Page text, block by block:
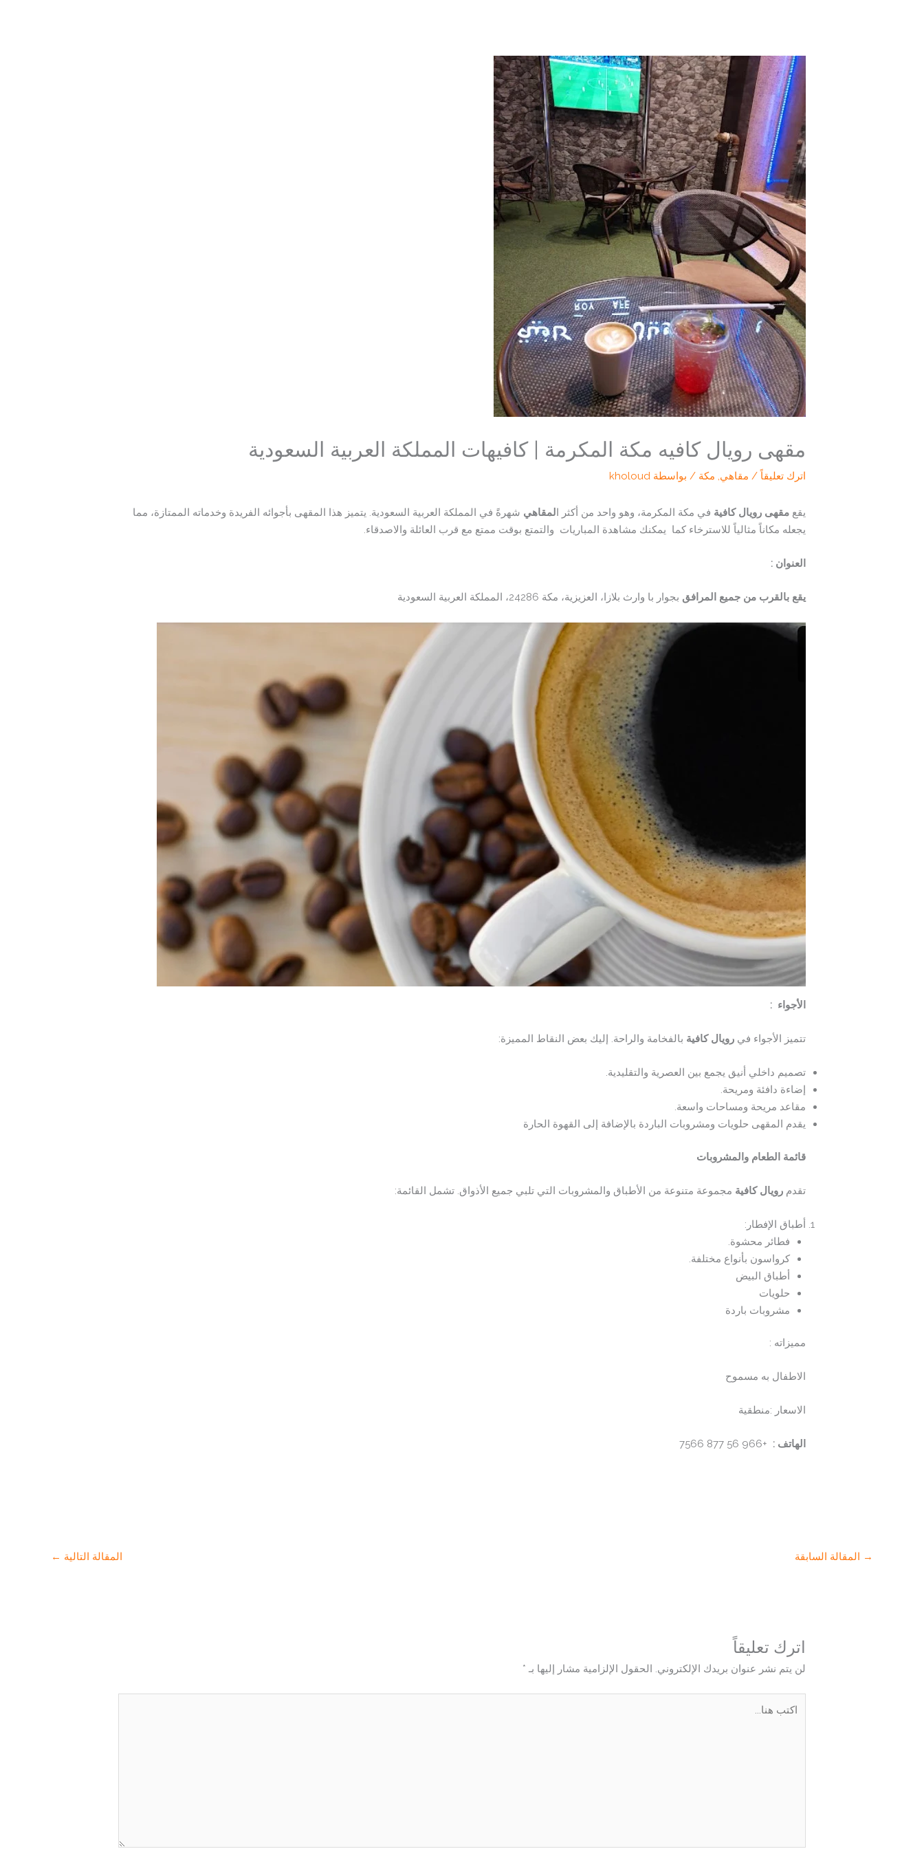
مقهى رويال كافيه مكة المكرمة | كافيهات المملكة العربية السعودية
اترك تعليقاً / مقاهي, مكة / بواسطة kholoud
يقعمقهى رويال كافية في مكة المكرمة، وهو واحد من أكثر المقاهي شهرةً في المملكة العربية السعودية. يتميز هذا المقهى بأجوائه الفريدة وخدماته الممتازة، مما
يجعله مكاناً مثالياً للاسترخاء كما يمكنك مشاهدة المباريات والتمتع بوقت ممتع مع قرب العائلة والاصدقاء.
العنوان :
يقع بالقرب من جميع المرافق بجوار با وارث بلازا، العزيزية، مكة 24286، المملكة العربية السعودية
الأجواء :
تتميز الأجواء فيرويال كافية بالفخامة والراحة. إليك بعض النقاط المميزة:
تصميم داخلي أنيق يجمع بين العصرية والتقليدية.
إضاءة دافئة ومريحة.
مقاعد مريحة ومساحات واسعة.
يقدم المقهى حلويات ومشروبات الباردة بالإضافة إلى القهوة الحارة
قائمة الطعام والمشروبات
تقدمرويال كافية مجموعة متنوعة من الأطباق والمشروبات التي تلبي جميع الأذواق. تشمل القائمة:
أطباق الإفطار:
فطائر محشوة.
كرواسون بأنواع مختلفة.
أطباق البيض
حلويات
مشروبات باردة
مميزاته :
الاطفال به مسموح
الاسعار :منطقية
الهاتف : +966 56 877 7566
→ المقالة السابقة المقالة التالية ←
اترك تعليقاً
لن يتم نشر عنوان بريدك الإلكتروني. الحقول الإلزامية مشار إليها بـ *